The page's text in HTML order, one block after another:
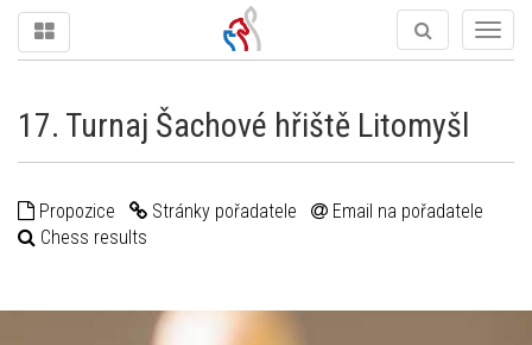
17. Turnaj Šachové hřiště Litomyšl
Propozice Stránky pořadatele
Email na pořadatele
Chess results